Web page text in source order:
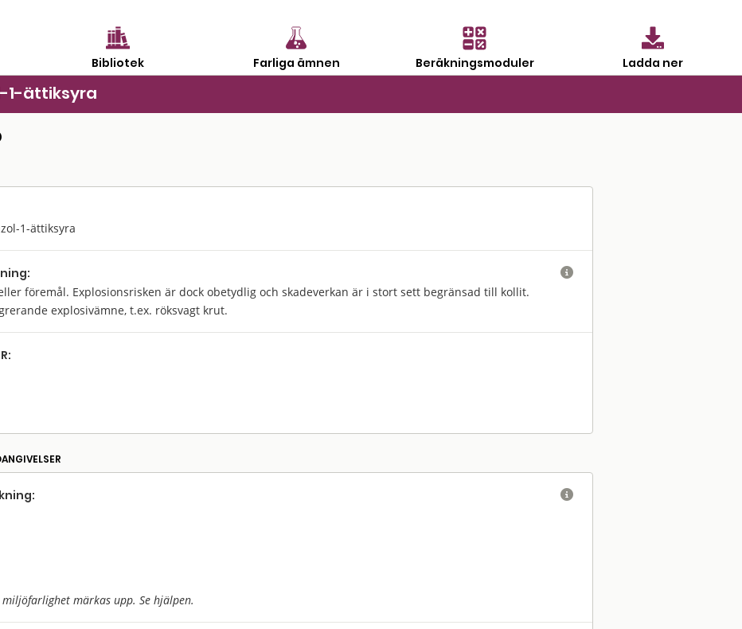
Bibliotek Farliga ämnen Beräkningsmoduler Ladda ner
1-ättiksyra
1-ättiksyra
föremål. Explosionsrisken är dock obetydlig och skadeverkan är i stort sett begränsad till kollit.
explosivämne, t.ex. röksvagt krut.

miljöfarlighet märkas upp. Se hjälpen.
